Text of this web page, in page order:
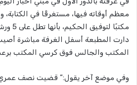
معظم أوقاته فيها، مستغرقًا في الكتابة،
مكتبًا
دارت المطبعة أسفل الغرفة مباشرة
المكتب والجالس فوق كرسي المكتب